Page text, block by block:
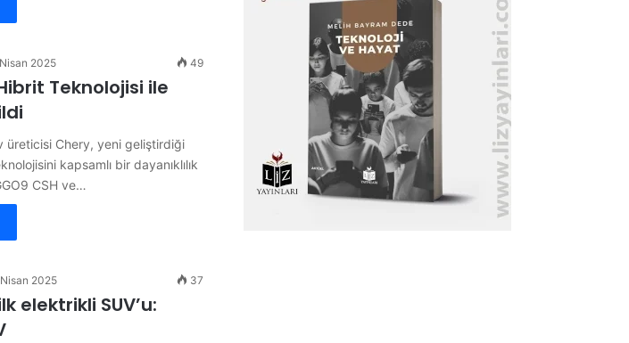
2025 49
Teknolojisi ile
üreticisi Chery, yeni geliştirdiği
kapsamlı bir dayanıklılık
CSH ve…
2025 37
elektrikli SUV’u: